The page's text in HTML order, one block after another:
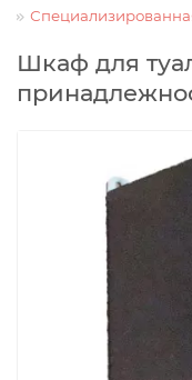
Шкаф для